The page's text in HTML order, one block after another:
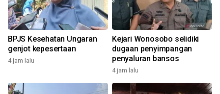
BPJS Kesehatan Ungaran
genjot kepesertaan
4 jam lalu
Kejari Wonosobo selidiki
dugaan penyimpangan
penyaluran bansos
4 jam lalu